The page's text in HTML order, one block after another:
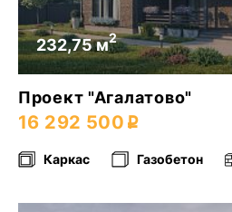
232,75 м2
Проект "Агалатово"
16 292 500
Каркас Газобетон